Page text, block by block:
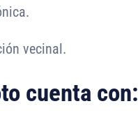
vecinal.
cuenta con: